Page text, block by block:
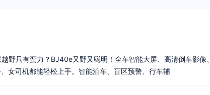
野只有蛮力？BJ40e又野又聪明！全车智能大屏、高清倒车影像、
女司机都能轻松上手。智能泊车、盲区预警、行车辅